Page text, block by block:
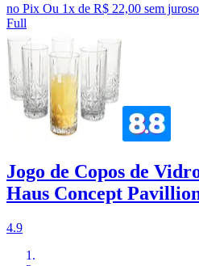
no Pix Ou 1x de R$ 22,00 sem juros
Full
Jogo de Copos de
Haus Concept
4.9